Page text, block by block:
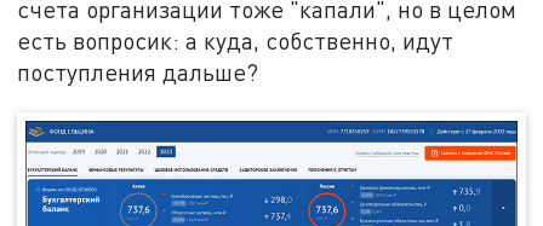
счета организации тоже "капали", но в целом
есть вопросик: а куда, собственно, идут
поступления дальше?